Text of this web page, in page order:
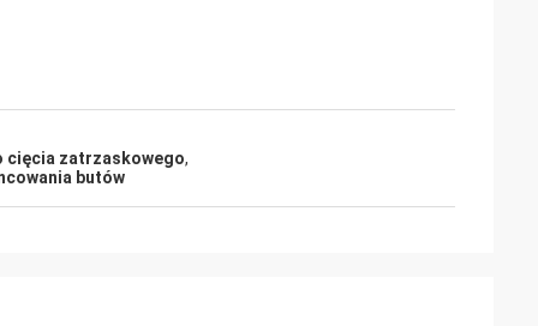
cięcia zatrzaskowego,
butów